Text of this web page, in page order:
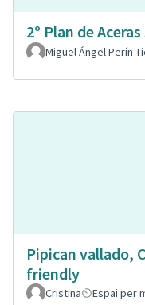
2º Plan de
Miguel Ángel Perín
Pipican vallado,
friendly
Cristina
Espai per